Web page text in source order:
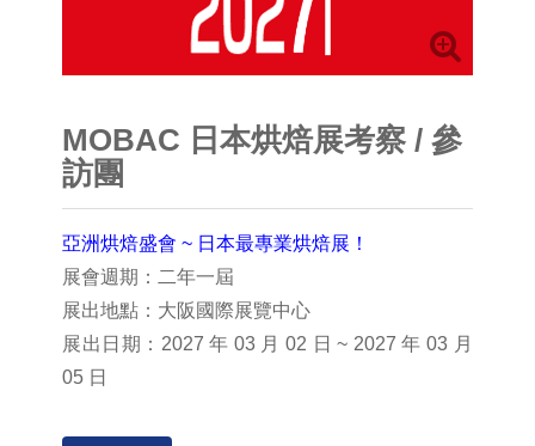
MOBAC 日本烘焙展考察 / 參
訪團
亞洲烘焙盛會 ~ 日本最專業烘焙展！
展會週期：二年一屆
展出地點：大阪國際展覽中心
展出日期：2027 年 03 月 02 日 ~ 2027 年 03 月
05 日